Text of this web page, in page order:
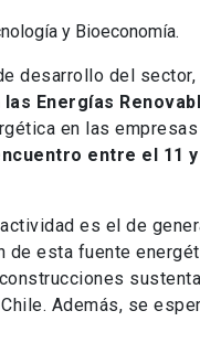
y Bioeconomía.
desarrollo del sector,
Energías
en las
entre el 11
es el de
de esta fuente
Además, se